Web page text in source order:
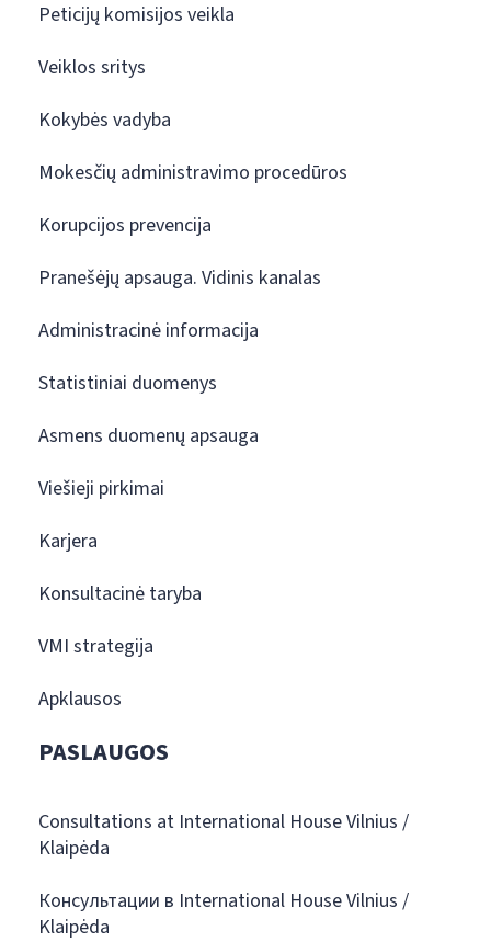
Peticijų komisijos veikla
Veiklos sritys
Kokybės vadyba
Mokesčių administravimo procedūros
Korupcijos prevencija
Pranešėjų apsauga. Vidinis kanalas
Administracinė informacija
Statistiniai duomenys
Asmens duomenų apsauga
Viešieji pirkimai
Karjera
Konsultacinė taryba
VMI strategija
Apklausos
PASLAUGOS
Consultations at International House Vilnius /
Klaipėda
Консультации в International House Vilnius /
Klaipėda